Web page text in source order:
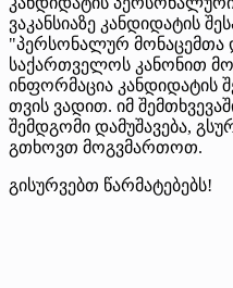
ვაკანსიაზე კანდიდატის
"პერსონალურ მონაცემთა
საქართველოს კანონით
ინფორმაცია კანდიდატის
თვის ვადით. იმ
შემდგომი დამუშავება,
გთხოვთ მოგვმართოთ.
გისურვებთ წარმატებებს!